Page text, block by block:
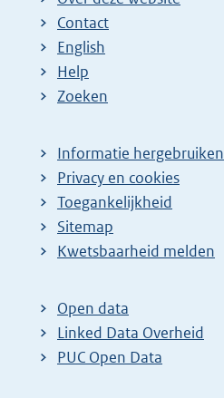
Contact
English
Help
Zoeken
Informatie hergebruiken
Privacy en cookies
Toegankelijkheid
Sitemap
E
t
e
r
Kwetsbaarheid melden
Open data
Linked Data Overheid
PUC Open Data